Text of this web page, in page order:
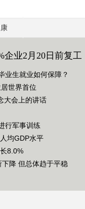
企业2月20日前复工
业生就业如何保障？
世界首位
大会上的讲话
行军事训练
均GDP水平
8.0%
降 但总体趋于平稳